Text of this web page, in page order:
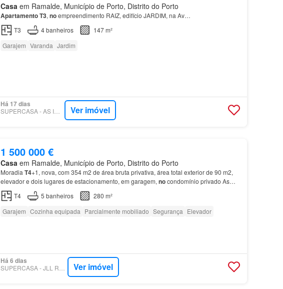
Casa em Ramalde, Município de Porto, Distrito do Porto
ApartamentoT3, noempreendimento RAIZ, edifício JARDIM, na Av…
T3
4banheiros
147 m²
Garajem Varanda Jardim
Há 17 dias
SUPERCASA - AS IMOBILIÁRIA Ver imóvel
1 500 000 €
Casa em Ramalde, Município de Porto, Distrito do Porto
Moradia T4+1, nova, com 354 m2 de área bruta privativa, área total exterior de 90 m2,
elevador e dois lugares de estacionamento, em garagem, nocondomínio privado As
Camélias,
no , Boavista, Porto.…
T4 5 banheiros
280 m²
Garajem Cozinha equipada Parcialmente mobiliado Segurança Elevador
Há 6 dias
Ver imóvel